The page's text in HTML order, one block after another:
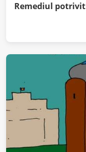
Remediul potrivit